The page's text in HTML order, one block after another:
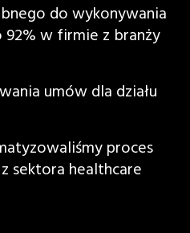
do wykonywania
w firmie z branży
umów dla działu
proces
sektora healthcare